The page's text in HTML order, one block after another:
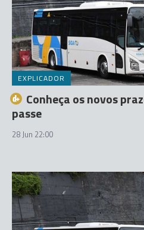
EXPLICADOR
Conheça os novos
passe
28 Jun 22:00